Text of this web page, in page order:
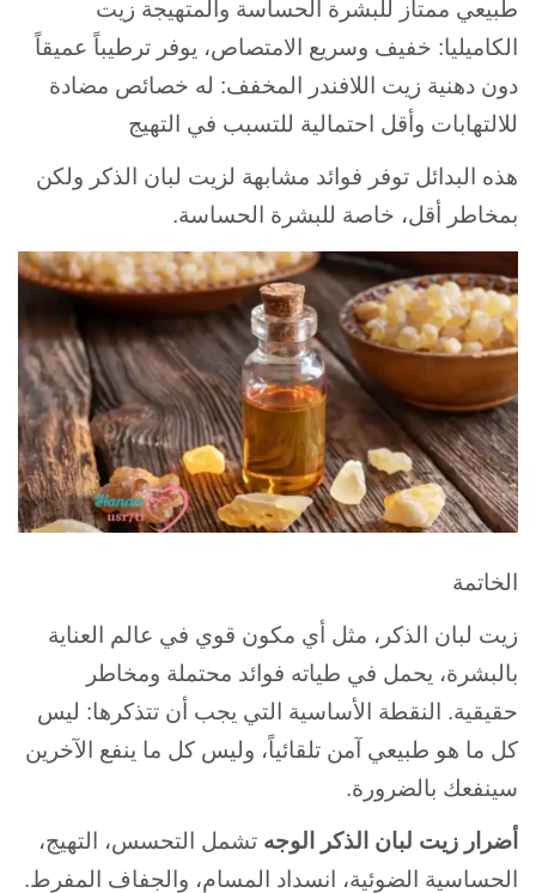
طبيعي ممتاز للبشرة الحساسة والمتهيجة زيت
الكاميليا: خفيف وسريع الامتصاص، يوفر ترطيباً عميقاً
دون دهنية زيت اللافندر المخفف: له خصائص مضادة
للالتهابات وأقل احتمالية للتسبب في التهيج
هذه البدائل توفر فوائد مشابهة لزيت لبان الذكر ولكن
بمخاطر أقل، خاصة للبشرة الحساسة.
الخاتمة
زيت لبان الذكر، مثل أي مكون قوي في عالم العناية
بالبشرة، يحمل في طياته فوائد محتملة ومخاطر
حقيقية. النقطة الأساسية التي يجب أن تتذكرها: ليس
كل ما هو طبيعي آمن تلقائياً، وليس كل ما ينفع الآخرين
سينفعك بالضرورة.
أضرار زيت لبان الذكر الوجه تشمل التحسس، التهيج،
الحساسية الضوئية، انسداد المسام، والجفاف المفرط.